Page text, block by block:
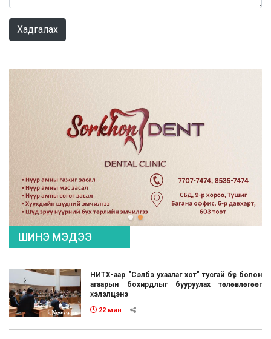
Хадгалах
ШИНЭ МЭДЭЭ
НИТХ-аар "Сэлбэ ухаалаг хот" тусгай бүс болон
агаарын бохирдлыг бууруулах төлөвлөгөөг
хэлэлцэнэ
22 мин